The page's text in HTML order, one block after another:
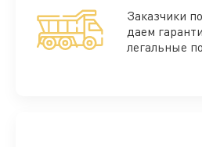
Заказчики
даем
легальные